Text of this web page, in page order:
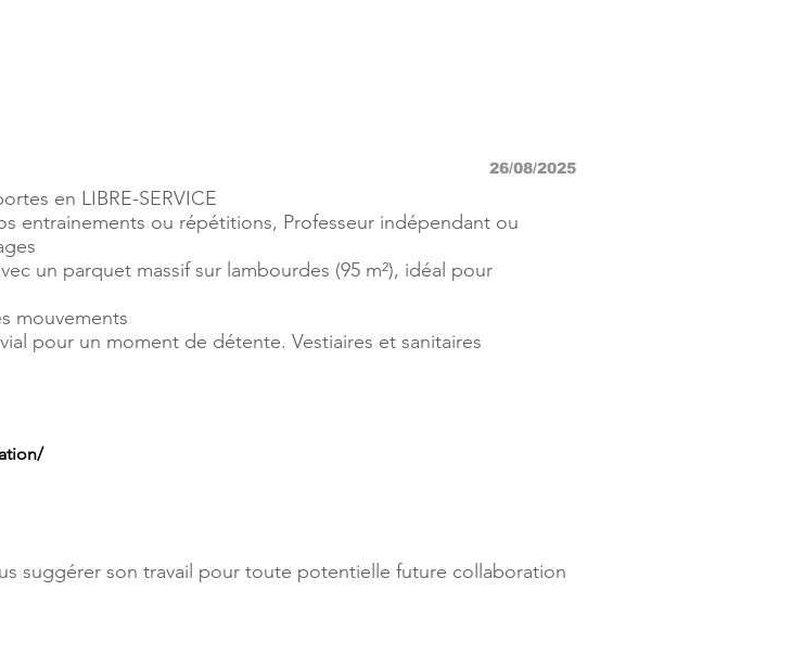
26/08/2025
en LIBRE-SERVICE
entrainements ou répétitions, Professeur indépendant ou
un parquet massif sur lambourdes (95 m²), idéal pour
mouvements
pour un moment de détente. Vestiaires et sanitaires
suggérer son travail pour toute potentielle future collaboration